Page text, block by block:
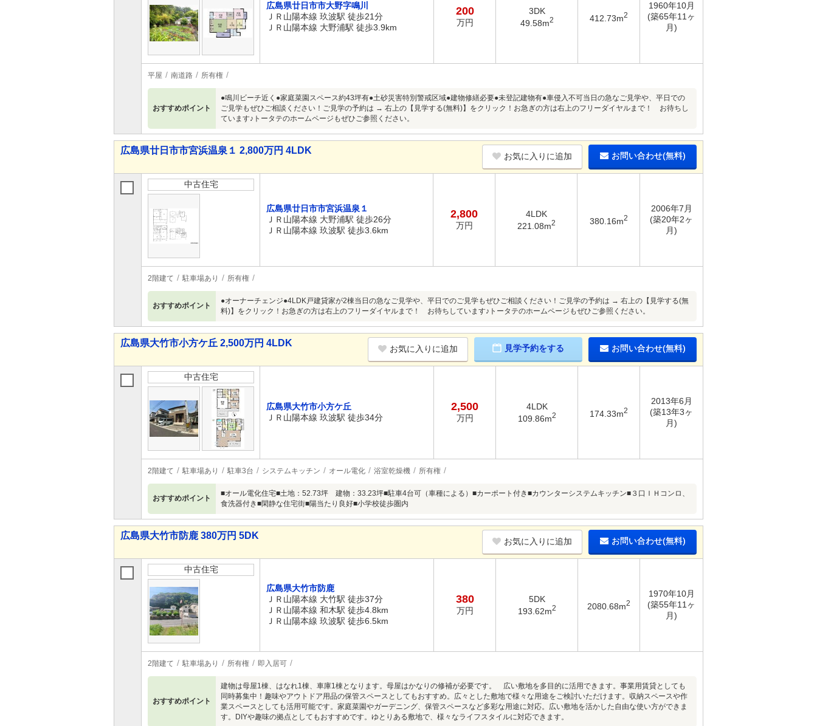
広島県廿日市市大野字鳴川
ＪＲ山陽本線 玖波駅 徒歩21分
ＪＲ山陽本線 大野浦駅 徒歩3.9km
200
万円
3DK
49.58m2 412.73m2
1960年10月
(築65年11ヶ
月)
平屋 南道路 所有権
おすすめポイント
●鳴川ビーチ近く●家庭菜園スペース約43坪有●土砂災害特別警戒区域●建物修繕必要●未登記建物有●車侵入不可当日の急なご見学や、平日での
ご見学もぜひご相談ください！ご見学の予約は → 右上の【見学する(無料)】をクリック！お急ぎの方は右上のフリーダイヤルまで！ お待ちし
ています♪トータテのホームページもぜひご参照ください。
広島県廿日市市宮浜温泉１ 2,800万円 4LDK
お気に入りに追加 お問い合わせ(無料)
中古住宅
広島県廿日市市宮浜温泉１
ＪＲ山陽本線 大野浦駅 徒歩26分
ＪＲ山陽本線 玖波駅 徒歩3.6km
2,800
万円
4LDK
221.08m2 380.16m2
2006年7月
(築20年2ヶ
月)
2階建て 駐車場あり 所有権
おすすめポイント
●オーナーチェンジ●4LDK戸建貸家が2棟当日の急なご見学や、平日でのご見学もぜひご相談ください！ご見学の予約は → 右上の【見学する(無
料)】をクリック！お急ぎの方は右上のフリーダイヤルまで！ お待ちしています♪トータテのホームページもぜひご参照ください。
広島県大竹市小方ケ丘 2,500万円 4LDK
お気に入りに追加 見学予約をする お問い合わせ(無料)
中古住宅
広島県大竹市小方ケ丘
ＪＲ山陽本線 玖波駅 徒歩34分
2,500
万円
4LDK
109.86m2 174.33m2
2013年6月
(築13年3ヶ
月)
2階建て 駐車場あり 駐車3台 システムキッチン オール電化 浴室乾燥機 所有権
おすすめポイント
■オール電化住宅■土地：52.73坪 建物：33.23坪■駐車4台可（車種による）■カーポート付き■カウンターシステムキッチン■３口ＩＨコンロ、
食洗器付き■閑静な住宅街■陽当たり良好■小学校徒歩圏内
広島県大竹市防鹿 380万円 5DK
お気に入りに追加 お問い合わせ(無料)
中古住宅
広島県大竹市防鹿
ＪＲ山陽本線 大竹駅 徒歩37分
ＪＲ山陽本線 和木駅 徒歩4.8km
ＪＲ山陽本線 玖波駅 徒歩6.5km
380
万円
5DK
193.62m2 2080.68m2
1970年10月
(築55年11ヶ
月)
2階建て 駐車場あり 所有権 即入居可
おすすめポイント
建物は母屋1棟、はなれ1棟、車庫1棟となります。母屋はかなりの修補が必要です。 広い敷地を多目的に活用できます。事業用賃貸としても
同時募集中！趣味やアウトドア用品の保管スペースとしてもおすすめ。広々とした敷地で様々な用途をご検討いただけます。収納スペースや作
業スペースとしても活用可能です。家庭菜園やガーデニング、保管スペースなど多彩な用途に対応。広い敷地を活かした自由な使い方ができま
す。DIYや趣味の拠点としてもおすすめです。ゆとりある敷地で、様々なライフスタイルに対応できます。